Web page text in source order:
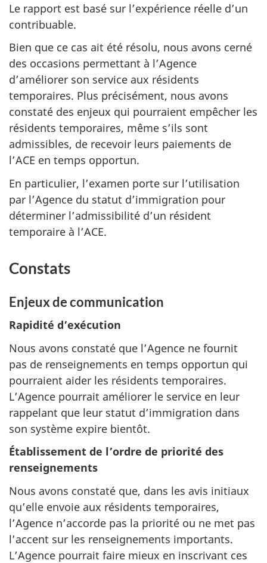
Le rapport est basé sur l’expérience réelle d’un
contribuable.
Bien que ce cas ait été résolu, nous avons cerné
des occasions permettant à l’Agence
d’améliorer son service aux résidents
temporaires. Plus précisément, nous avons
constaté des enjeux qui pourraient empêcher les
résidents temporaires, même s’ils sont
admissibles, de recevoir leurs paiements de
l’ACE en temps opportun.
En particulier, l’examen porte sur l’utilisation
par l’Agence du statut d’immigration pour
déterminer l’admissibilité d’un résident
temporaire à l’ACE.
Constats
Enjeux de communication
Rapidité d’exécution
Nous avons constaté que l’Agence ne fournit
pas de renseignements en temps opportun qui
pourraient aider les résidents temporaires.
L’Agence pourrait améliorer le service en leur
rappelant que leur statut d’immigration dans
son système expire bientôt.
Établissement de l’ordre de priorité des
renseignements
Nous avons constaté que, dans les avis initiaux
qu’elle envoie aux résidents temporaires,
l’Agence n’accorde pas la priorité ou ne met pas
l’accent sur les renseignements importants.
L’Agence pourrait faire mieux en inscrivant ces